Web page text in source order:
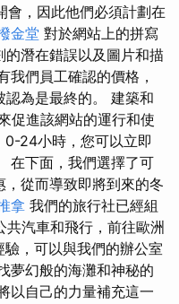
，因此他們必須計劃在
金堂 對於網站上的拼寫
潛在錯誤以及圖片和描
我們員工確認的價格，
為是最終的。 建築和
促進該網站的運行和使
0-24小時，您可以立即
在下面，我們選擇了可
從而導致即將到來的冬
拿 我們的旅行社已經組
汽車和飛行，前往歐洲
驗，可以與我們的辦公室
夢幻般的海灘和神秘的
以自己的力量補充這一